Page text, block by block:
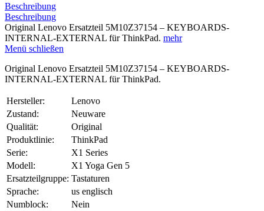
Beschreibung
Beschreibung
Original Lenovo Ersatzteil 5M10Z37154 – KEYBOARDS-
INTERNAL-EXTERNAL für ThinkPad. mehr
Menü schließen
Original Lenovo Ersatzteil 5M10Z37154 – KEYBOARDS-
INTERNAL-EXTERNAL für ThinkPad.
Hersteller:
Lenovo
Zustand:
Neuware
Qualität:
Original
Produktlinie:
ThinkPad
Serie:
X1 Series
Modell:
X1 Yoga Gen 5
Ersatzteilgruppe: Tastaturen
Sprache:
us englisch
Numblock:
Nein